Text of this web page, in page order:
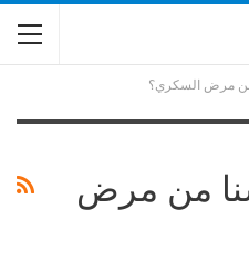
مرض السكري؟
من مرض